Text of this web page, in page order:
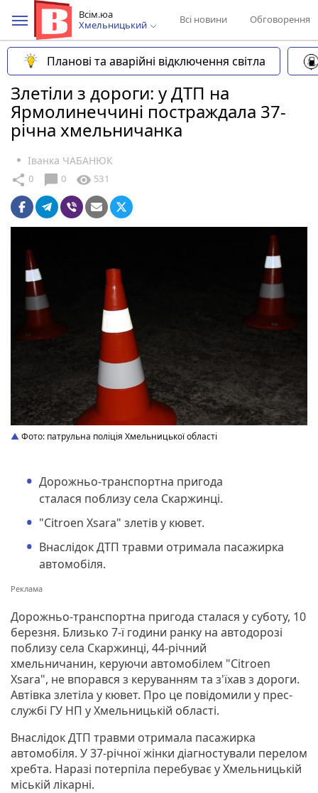
Всім.юа
Хмельницький
Всі новини Обговорення
Планові та аварійні відключення світла
Злетіли з дороги: у ДТП на
Ярмолинеччині постраждала 37-
річна хмельничанка
Іванка ЧАБАНЮК
share 0 chat_bubble 0 visibility 531
Фото: патрульна поліція Хмельницької області
Дорожньо-транспортна пригода
сталася поблизу села Скаржинці.
"Citroen Xsara" злетів у кювет.
Внаслідок ДТП травми отримала пасажирка
автомобіля.
Дорожньо-транспортна пригода сталася у суботу, 10
березня. Близько 7-ї години ранку на автодорозі
поблизу села Скаржинці, 44-річний
хмельничанин, керуючи автомобілем "Citroen
Xsara", не впорався з керуванням та з'їхав з дороги.
Автівка злетіла у кювет. Про це повідомили у прес-
службі ГУ НП у Хмельницькій області.
Внаслідок ДТП травми отримала пасажирка
автомобіля. У 37-річної жінки діагностували перелом
хребта. Наразі потерпіла перебуває у Хмельницькій
міській лікарні.